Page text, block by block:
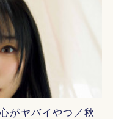
がヤバイやつ／秋